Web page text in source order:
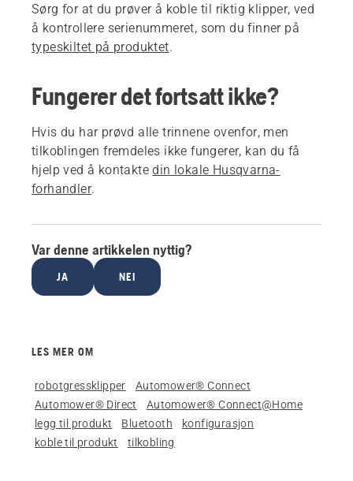
Sørg for at du prøver å koble til riktig klipper, ved
å kontrollere serienummeret, som du finner på
typeskiltet på produktet.
Fungerer det fortsatt ikke?
Hvis du har prøvd alle trinnene ovenfor, men
tilkoblingen fremdeles ikke fungerer, kan du få
hjelp ved å kontaktedin lokale Husqvarna-
forhandler.
Var denne artikkelen nyttig?
JA NEI
LES MER OM
robotgressklipper
Automower® Connect
Automower® Direct
Automower® Connect@Home
legg til produkt
Bluetooth
konfigurasjon
koble til produkt
tilkobling